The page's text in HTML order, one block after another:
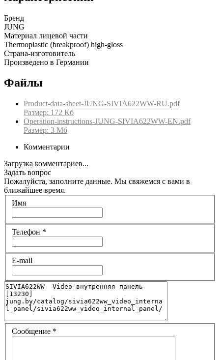
Бренд
JUNG
Материал лицевой части
Thermoplastic (breakproof) high-gloss
Страна-изготовитель
Произведено в Германии
Файлы
Product-data-sheet-JUNG-SIVIA622WW-RU.pdf
Размер: 172 Кб
Operation-instructions-JUNG-SIVIA622WW-EN.pdf
Размер: 3 Мб
Комментарии
Загрузка комментариев...
Задать вопрос
Пожалуйста, заполните данные. Мы свяжемся с вами в
ближайшее время.
Имя
Телефон *
E-mail
Сообщение *